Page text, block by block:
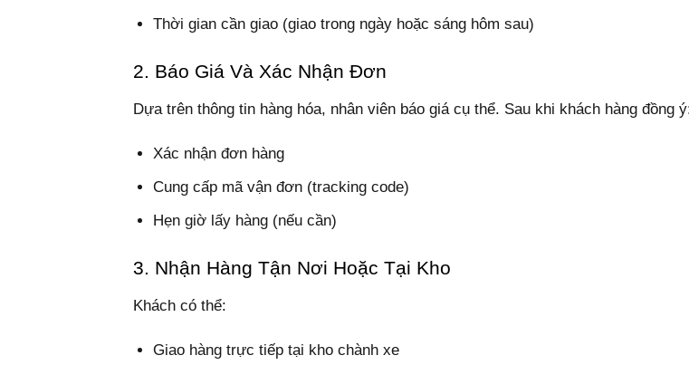
Thời gian cần giao (giao trong ngày hoặc sáng hôm sau)
2. Báo Giá Và Xác Nhận Đơn
Dựa trên thông tin hàng hóa, nhân viên báo giá cụ thể. Sau khi khách hàng đồng
Xác nhận đơn hàng
Cung cấp mã vận đơn (tracking code)
Hẹn giờ lấy hàng (nếu cần)
3. Nhận Hàng Tận Nơi Hoặc Tại Kho
Khách có thể:
Giao hàng trực tiếp tại kho chành xe